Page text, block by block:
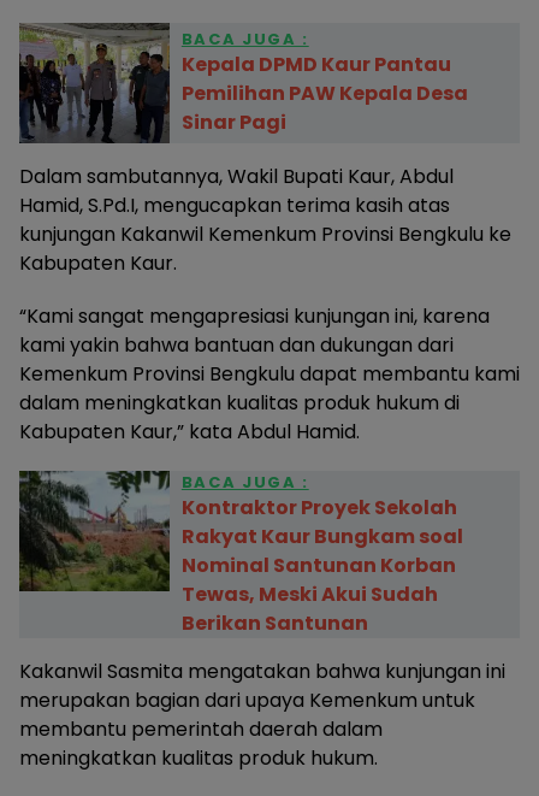
BACA JUGA :
Kepala DPMD Kaur Pantau
Pemilihan PAW Kepala Desa
Sinar Pagi
Dalam sambutannya, Wakil Bupati Kaur, Abdul
Hamid, S.Pd.I, mengucapkan terima kasih atas
kunjungan Kakanwil Kemenkum Provinsi Bengkulu ke
Kabupaten Kaur.
“Kami sangat mengapresiasi kunjungan ini, karena
kami yakin bahwa bantuan dan dukungan dari
Kemenkum Provinsi Bengkulu dapat membantu kami
dalam meningkatkan kualitas produk hukum di
Kabupaten Kaur,” kata Abdul Hamid.
BACA JUGA :
Kontraktor Proyek Sekolah
Rakyat Kaur Bungkam soal
Nominal Santunan Korban
Tewas, Meski Akui Sudah
Berikan Santunan
Kakanwil Sasmita mengatakan bahwa kunjungan ini
merupakan bagian dari upaya Kemenkum untuk
membantu pemerintah daerah dalam
meningkatkan kualitas produk hukum.